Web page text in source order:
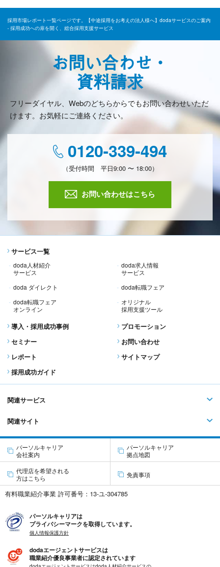
採用市場レポート一覧ページです。【中途採用をお考えの法人様へ】dodaサービスのご案内
- 採用成功への扉を開く、総合採用支援サービス
お問い合わせ・
資料請求
フリーダイヤル、Webのどちらからでもお問い合わせいただ
けます。お気軽にご連絡ください。
0120-339-494
（受付時間 平日9:00 〜 18:00）
お問い合わせはこちら
サービス一覧
doda人材紹介
サービス
doda求人情報
サービス
doda ダイレクト
doda転職フェア
doda転職フェア
オンライン
オリジナル
採用支援ツール
導入・採用成功事例
セミナー
レポート
採用成功ガイド
プロモーション
お問い合わせ
サイトマップ
関連サービス
関連サイト
パーソルキャリア
会社案内
パーソルキャリア
拠点地図
代理店を希望される
方はこちら
免責事項
有料職業紹介事業 許可番号：13-ユ-304785
パーソルキャリアは
プライバシーマークを取得しています。
個人情報保護方針
dodaエージェントサービスは
職業紹介優良事業者に認定されています